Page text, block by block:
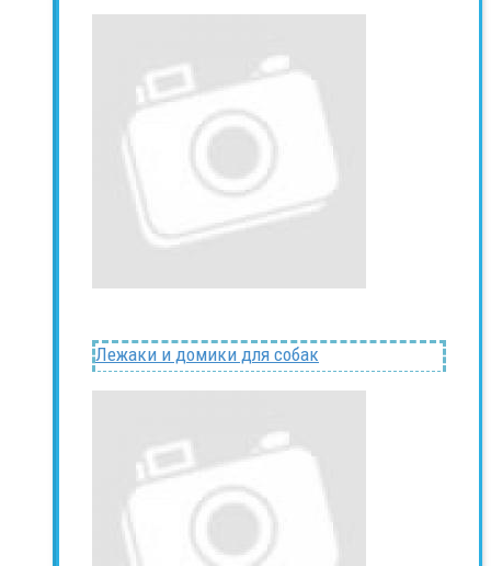
Лежаки и домики для собак